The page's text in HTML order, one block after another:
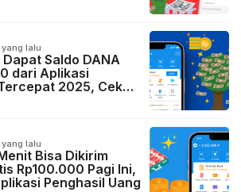
yang lalu
Dapat Saldo DANA
dari Aplikasi
2025, Cek
yang lalu
Bisa Dikirim
Rp100.000 Pagi Ini,
Penghasil Uang